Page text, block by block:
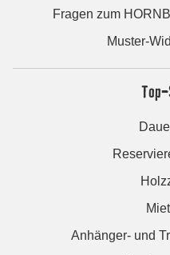
Fragen zum
Muster-
Anhänger- und